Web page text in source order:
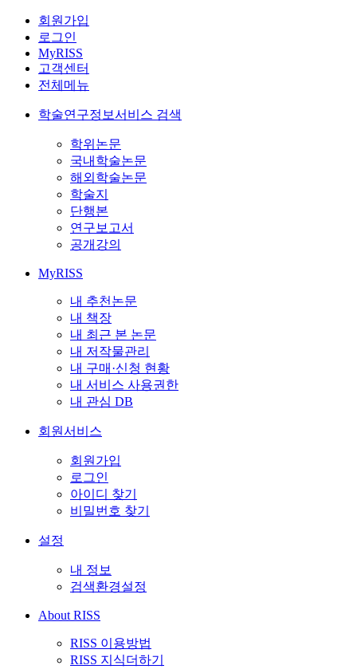
회원가입
로그인
MyRISS
고객센터
전체메뉴
학술연구정보서비스 검색
학위논문
국내학술논문
해외학술논문
학술지
단행본
연구보고서
공개강의
MyRISS
내 추천논문
내 책장
내 최근 본 논문
내 저작물관리
내 구매·신청 현황
내 서비스 사용권한
내 관심 DB
회원서비스
회원가입
로그인
아이디 찾기
비밀번호 찾기
설정
내 정보
검색환경설정
About RISS
RISS 이용방법
RISS 지식더하기